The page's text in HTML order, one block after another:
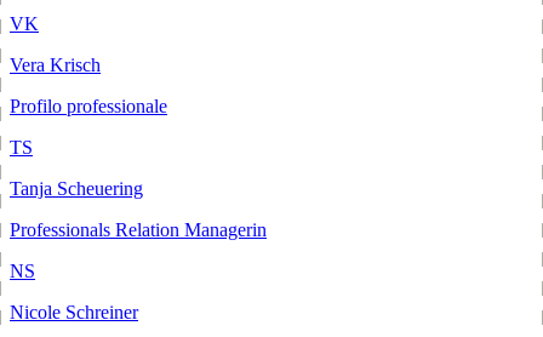
VK
Vera Krisch
Profilo professionale
TS
Tanja Scheuering
Professionals Relation Managerin
NS
Nicole Schreiner